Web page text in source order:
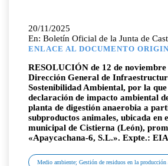
20/11/2025
En: Boletín Oficial de la Junta de
ENLACE AL DOCUMENTO
RESOLUCIÓN de 12 de noviembre
Dirección General de
Sostenibilidad Ambiental, por la
declaración de impacto ambiental
planta de digestión anaerobia a
subproductos animales, ubicada en
municipal de Cistierna (León),
«Apaycachana-6, S.L.». Expte.:
Medio ambiente; Gestión de residuos en la producción